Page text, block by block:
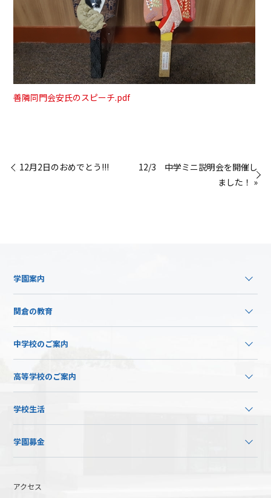
善隣同門会安氏のスピーチ.pdf
« 12月2日のおめでとう!!!
12/3 中学ミニ説明会を開催し
ました！ »
学園案内
関倉の教育
中学校のご案内
高等学校のご案内
学校生活
学園募金
アクセス